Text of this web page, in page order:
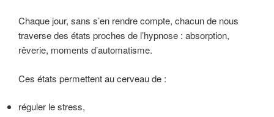
Chaque jour, sans s’en rendre compte, chacun de nous
traverse des états proches de l’hypnose : absorption,
rêverie, moments d’automatisme.
Ces états permettent au cerveau de :
réguler le stress,